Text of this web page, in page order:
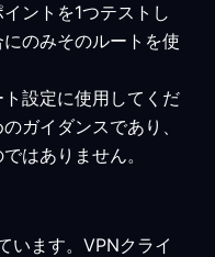
ントを1つテストし
のみそのルートを使
設定に使用してくだ
ガイダンスであり、
はありません。
います。VPNクライ